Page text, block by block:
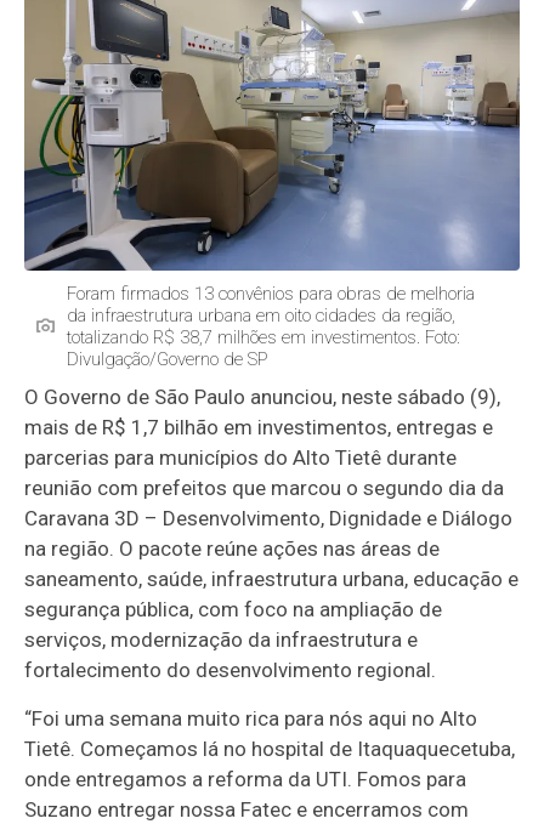
Foram firmados 13 convênios para obras de melhoria
da infraestrutura urbana em oito cidades da região,
totalizando R$ 38,7 milhões em investimentos. Foto:
Divulgação/Governo de SP
O Governo de São Paulo anunciou, neste sábado (9),
mais de R$ 1,7 bilhão em investimentos, entregas e
parcerias para municípios do Alto Tietê durante
reunião com prefeitos que marcou o segundo dia da
Caravana 3D – Desenvolvimento, Dignidade e Diálogo
na região. O pacote reúne ações nas áreas de
saneamento, saúde, infraestrutura urbana, educação e
segurança pública, com foco na ampliação de
serviços, modernização da infraestrutura e
fortalecimento do desenvolvimento regional.
“Foi uma semana muito rica para nós aqui no Alto
Tietê. Começamos lá no hospital de Itaquaquecetuba,
onde entregamos a reforma da UTI. Fomos para
Suzano entregar nossa Fatec e encerramos com